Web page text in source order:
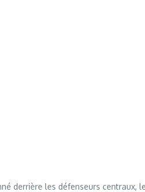
derrière les défenseurs centraux,